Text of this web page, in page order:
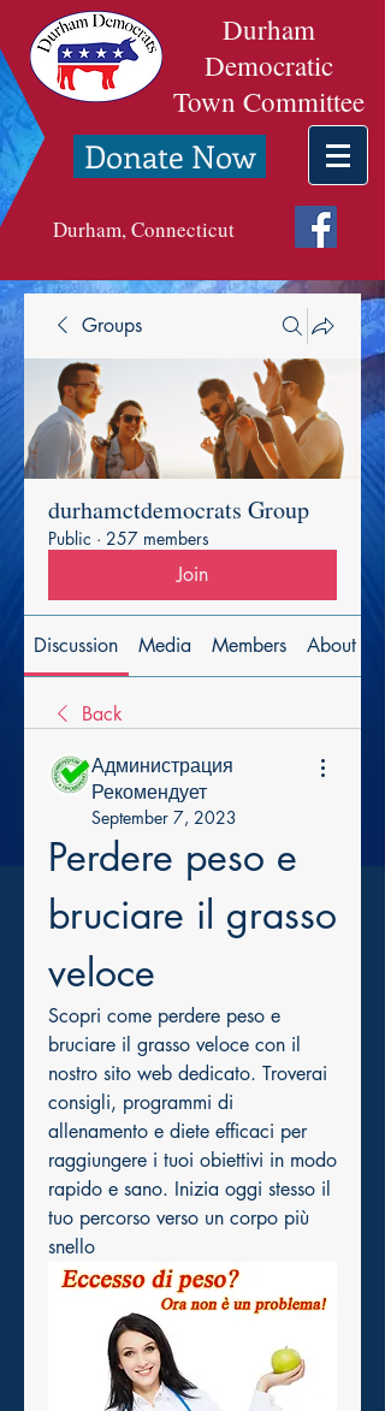
Durham
Democratic
Town Committee
Donate Now
Durham, Connecticut
Groups
durhamctdemocrats Group
Public · 257 members
Join
Discussion Media Members About
Back
Администрация
Рекомендует
September 7, 2023
Perdere peso e
bruciare il grasso
veloce
Scopri come perdere peso e
bruciare il grasso veloce con il
nostro sito web dedicato. Troverai
consigli, programmi di
allenamento e diete efficaci per
raggiungere i tuoi obiettivi in modo
rapido e sano. Inizia oggi stesso il
tuo percorso verso un corpo più
snello